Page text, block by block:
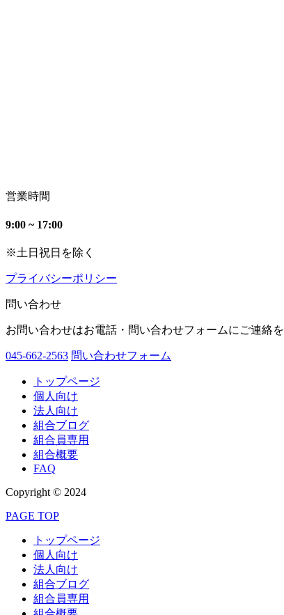
営業時間
9:00 ~ 17:00
※土日祝日を除く
プライバシーポリシー
問い合わせ
お問い合わせはお電話・問い合わせフォームにご連絡を
045-662-2563 問い合わせフォーム
トップページ
個人向け
法人向け
組合ブログ
組合員専用
組合概要
FAQ
Copyright © 2024
PAGE TOP
トップページ
個人向け
法人向け
組合ブログ
組合員専用